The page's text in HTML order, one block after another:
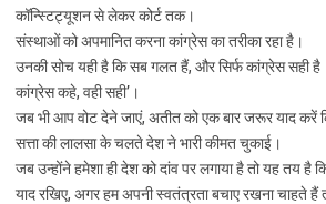
कॉन्स्टिट्यूशन से लेकर कोर्ट तक।
संस्थाओं को अपमानित करना कांग्रेस का तरीका रहा है।
उनकी सोच यही है कि सब गलत हैं, और सिर्फ कांग्रेस सही है।
कांग्रेस कहे, वही सही’।
जब भी आप वोट देने जाएं, अतीत को एक बार जरूर याद करें
सत्ता की लालसा के चलते देश ने भारी कीमत चुकाई।
जब उन्होंने हमेशा ही देश को दांव पर लगाया है तो यह तय है
याद रखिए, अगर हम अपनी स्वतंत्रता बचाए रखना चाहते हैं